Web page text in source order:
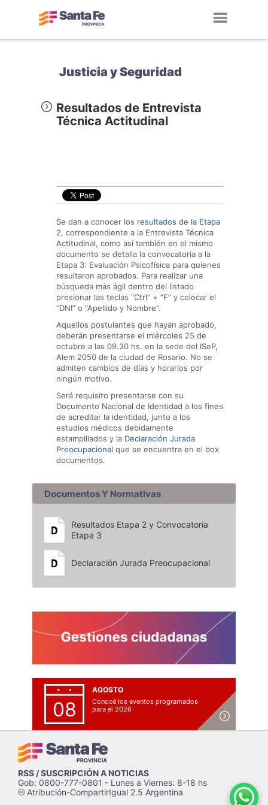
Justicia y Seguridad
Resultados de Entrevista
Técnica Actitudinal
Se dan a conocer los resultados de la Etapa
2, correspondiente a la Entrevista Técnica
Actitudinal, como así también en el mismo
documento se detalla la convocatoria a la
Etapa 3: Evaluación Psicofísica para quienes
resultaron aprobados. Para realizar una
búsqueda más ágil dentro del listado
presionar las teclas “Ctrl” + “F” y colocar el
“DNI” o “Apellido y Nombre”.
Aquellos postulantes que hayan aprobado,
deberán presentarse el miércoles 25 de
octubre a las 09.30 hs. en la sede del ISeP,
Alem 2050 de la ciudad de Rosario. No se
admiten cambios de días y horarios por
ningún motivo.
Será requisito presentarse con su
Documento Nacional de Identidad a los fines
de acreditar la identidad, junto a los
estudios médicos debidamente
estampillados y la Declaración Jurada
Preocupacional que se encuentra en el box
documentos.
Documentos Y Normativas
Resultados Etapa 2 y Convocatoria
Etapa 3
Declaración Jurada Preocupacional
08
AGOSTO
Conocé los eventos programados
para el 2026
RSS / SUSCRIPCIÓN A NOTICIAS
Gob: 0800-777-0801 - Lunes a Viernes: 8-18 hs
cAtribución-CompartirIgual 2.5 Argentina